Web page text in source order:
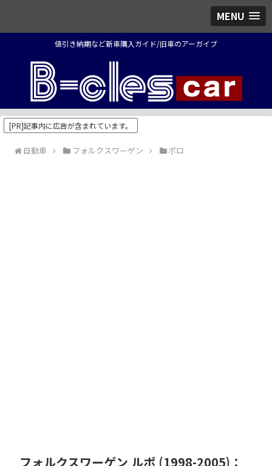
MENU
値引き納期など新車購入ガイド/旧車のアーガイブ
[PR]記事内に広告が含まれています。
自動車 フォルクスワーゲン ポロ
フォルクスワーゲン ルポ (1998-2005)：